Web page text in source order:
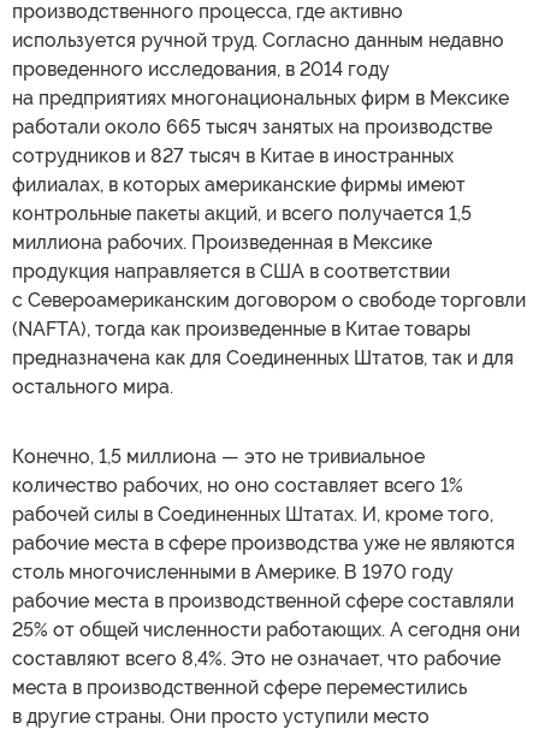
производственного процесса, где активно
используется ручной труд. Согласно данным недавно
проведенного исследования, в 2014 году
на предприятиях многонациональных фирм в Мексике
работали около 665 тысяч занятых на производстве
сотрудников и 827 тысяч в Китае в иностранных
филиалах, в которых американские фирмы имеют
контрольные пакеты акций, и всего получается 1,5
миллиона рабочих. Произведенная в Мексике
продукция направляется в США в соответствии
с Североамериканским договором о свободе торговли
(NAFTA), тогда как произведенные в Китае товары
предназначена как для Соединенных Штатов, так и для
остального мира.
Конечно, 1,5 миллиона — это не тривиальное
количество рабочих, но оно составляет всего 1%
рабочей силы в Соединенных Штатах. И, кроме того,
рабочие места в сфере производства уже не являются
столь многочисленными в Америке. В 1970 году
рабочие места в производственной сфере составляли
25% от общей численности работающих. А сегодня они
составляют всего 8,4%. Это не означает, что рабочие
места в производственной сфере переместились
в другие страны. Они просто уступили место